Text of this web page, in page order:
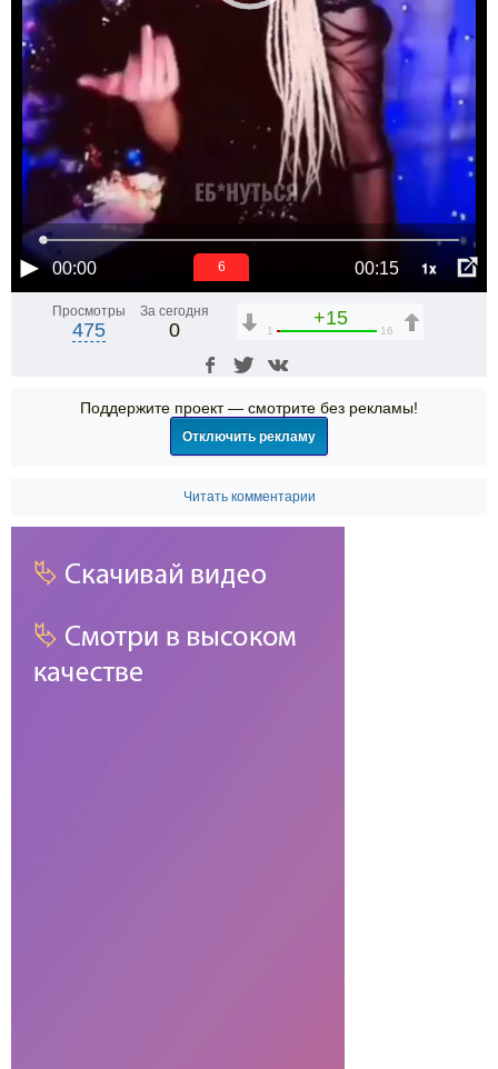
00:00 00:15 1x
6
Просмотры
475
За сегодня
0
+15
1 16
Поддержите проект — смотрите без рекламы!
Отключить рекламу
Читать комментарии